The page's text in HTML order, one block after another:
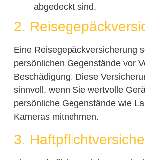
abgedeckt sind.
2.
Eine Reisegepäckversicherung
persönlichen Gegenstände vor
Beschädigung. Diese
sinnvoll, wenn Sie wertvolle
persönliche Gegenstände wie
Kameras mitnehmen.
3.